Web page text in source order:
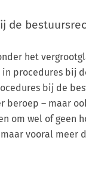
de
het
procedures bij
bij de
beroep – maar
om wel of geen
vooral meer